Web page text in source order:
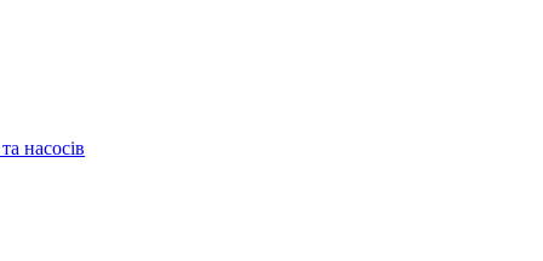
насосів